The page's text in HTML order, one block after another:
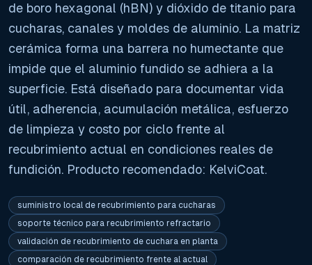
de boro hexagonal (hBN) y dióxido de titanio para
cucharas, canales y moldes de aluminio. La matriz
cerámica forma una barrera no humectante que
impide que el aluminio fundido se adhiera a la
superficie. Está diseñado para documentar vida
útil, adherencia, acumulación metálica, esfuerzo
de limpieza y costo por ciclo frente al
recubrimiento actual en condiciones reales de
fundición. Producto recomendado: KelviCoat.
suministro local de recubrimiento para cucharas
soporte técnico para recubrimiento refractario
validación de recubrimiento de cuchara en planta
comparación de recubrimiento frente al actual